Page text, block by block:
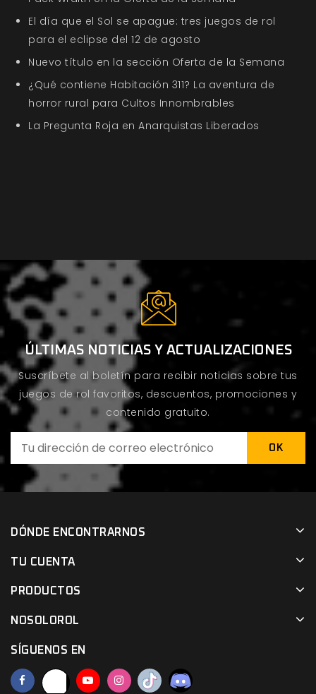
El día que el Sol se apague: tres juegos de rol
para el eclipse del 12 de agosto
Nuevo título en la sección Oferta de la Semana
¿Qué contiene Habitación 311? La aventura de
horror rural para Cultos Innombrables
La Pregunta Roja en Anarquistas Liberados
ÚLTIMAS NOTICIAS Y ACTUALIZACIONES
Suscríbete al boletín para recibir noticias sobre tus
juegos de rol favoritos, descuentos, promociones y
contenido gratuito.
DÓNDE ENCONTRARNOS
TU CUENTA
PRODUCTOS
NOSOLOROL
SÍGUENOS EN